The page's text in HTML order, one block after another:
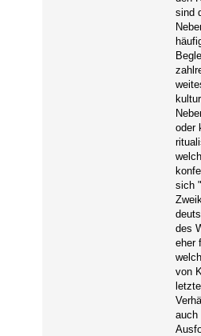
sind
oder
sich
des
eher
von
auch